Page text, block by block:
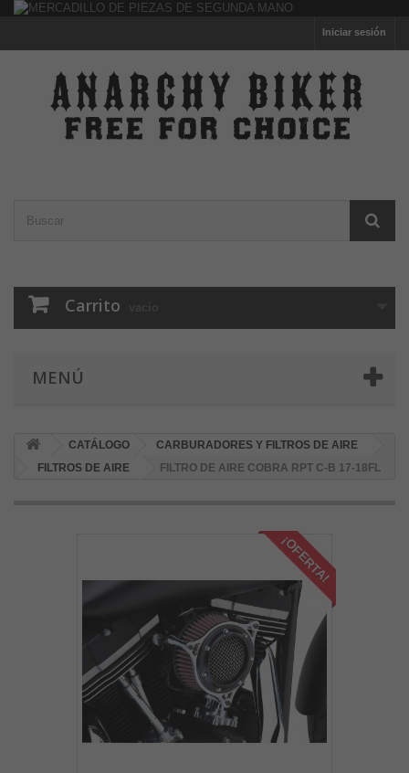
Iniciar sesión
Carrito vacío
MENÚ
CATÁLOGO
CARBURADORES Y FILTROS DE AIRE
FILTROS DE AIRE
FILTRO DE AIRE COBRA RPT C-B 17-18FL
¡OFERTA!